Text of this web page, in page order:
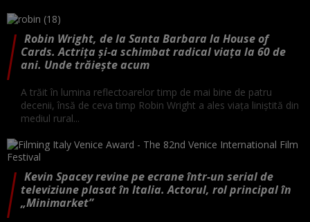
Robin Wright, de la Santa Barbara la House of
Cards. Actrița și-a schimbat radical viața la 60 de
ani. Unde trăiește acum
A trăit în lumina reflectoarelor timp de mai bine de patru
decenii, însă de ceva timp Robin Wright a ales viața liniștită din
mediul rural...
Kevin Spacey revine pe ecrane într-un serial de
televiziune plasat în Italia. Actorul, rol principal în
„Minimarket”